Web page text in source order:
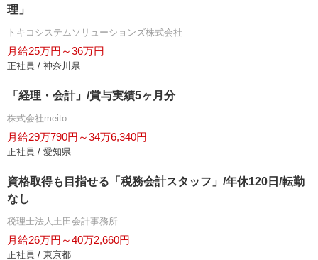
理」
トキコシステムソリューションズ株式会社
月給25万円～36万円
正社員 / 神奈川県
「経理・会計」/賞与実績5ヶ月分
株式会社meito
月給29万790円～34万6,340円
正社員 / 愛知県
資格取得も目指せる「税務会計スタッフ」/年休120日/転勤
なし
税理士法人土田会計事務所
月給26万円～40万2,660円
正社員 / 東京都